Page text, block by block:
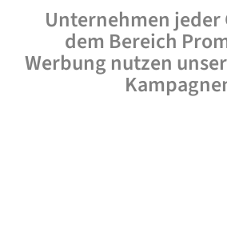
Unternehmen jeder
dem Bereich
Werbung nutzen